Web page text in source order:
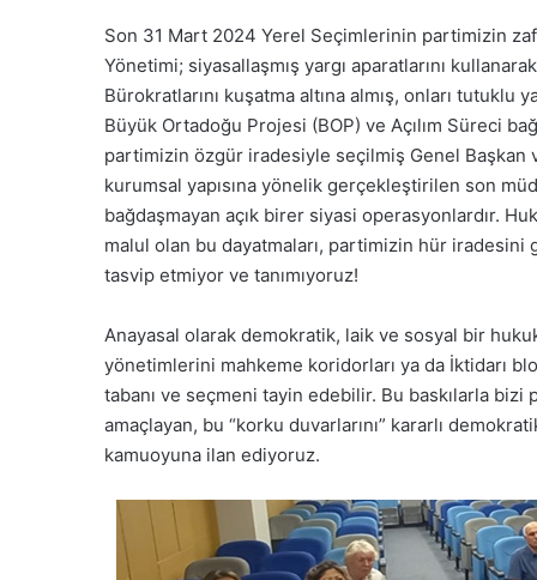
Son 31 Mart 2024 Yerel Seçimlerinin partimizin
Yönetimi; siyasallaşmış yargı aparatlarını
Bürokratlarını kuşatma altına almış, onları
Büyük Ortadoğu Projesi (BOP) ve Açılım Süreci
partimizin özgür iradesiyle seçilmiş Genel Başkan
kurumsal yapısına yönelik gerçekleştirilen son
bağdaşmayan açık birer siyasi operasyonlardır.
malul olan bu dayatmaları, partimizin hür
tasvip etmiyor ve tanımıyoruz!
Anayasal olarak demokratik, laik ve sosyal bir
yönetimlerini mahkeme koridorları ya da İktidarı
tabanı ve seçmeni tayin edebilir. Bu baskılarla
amaçlayan, bu “korku duvarlarını” kararlı
kamuoyuna ilan ediyoruz.